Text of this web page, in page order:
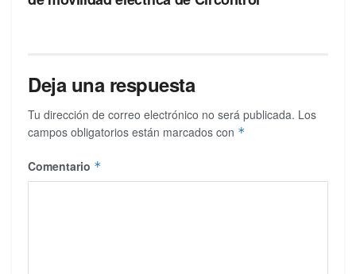
Deja una respuesta
Tu dirección de correo electrónico no será publicada. Los
campos obligatorios están marcados con *
Comentario *